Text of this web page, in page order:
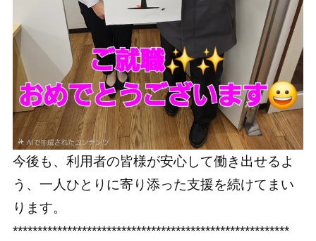
今後も、利用者の皆様が安心して働き出せるよ
う、一人ひとりに寄り添った支援を続けてまい
ります。
********************************************************